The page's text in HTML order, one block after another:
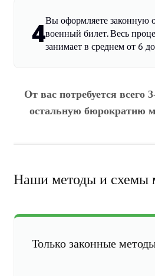
4Вы оформляете законную
военный билет. Весь
занимает в среднем от 6
От вас потребуется всего
остальную бюрократию
Наши методы и схемы
Только законные